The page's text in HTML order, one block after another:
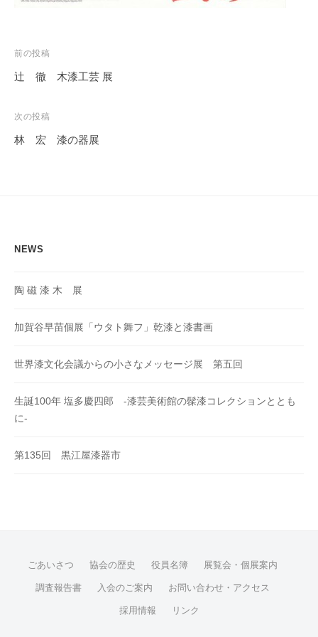
投
稿
ビ
ゲ
前の投稿
辻 徹 木漆工芸 展
次の投稿
林 宏 漆の器展
NEWS
陶 磁 漆 木 展
加賀谷早苗個展「ウタト舞フ」乾漆と漆書画
世界漆文化会議からの小さなメッセージ展 第五回
生誕100年 塩多慶四郎 -漆芸美術館の髹漆コレクションととも
に-
第135回 黒江屋漆器市
ごあいさつ 協会の歴史 役員名簿 展覧会・個展案内
調査報告書 入会のご案内 お問い合わせ・アクセス
採用情報 リンク